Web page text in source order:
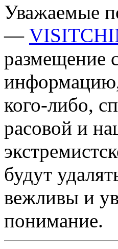
Уважаемые
—
размещение
информацию,
кого-либо,
расовой и
будут
вежливы и
понимание.